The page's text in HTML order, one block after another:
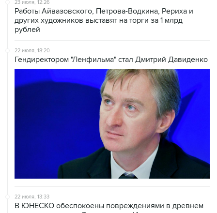
23 июля, 12:26
Работы Айвазовского, Петрова-Водкина, Рериха и
других художников выставят на торги за 1 млрд
рублей
22 июля, 18:20
Гендиректором "Ленфильма" стал Дмитрий Давиденко
22 июля, 13:33
В ЮНЕСКО обеспокоены повреждениями в древнем